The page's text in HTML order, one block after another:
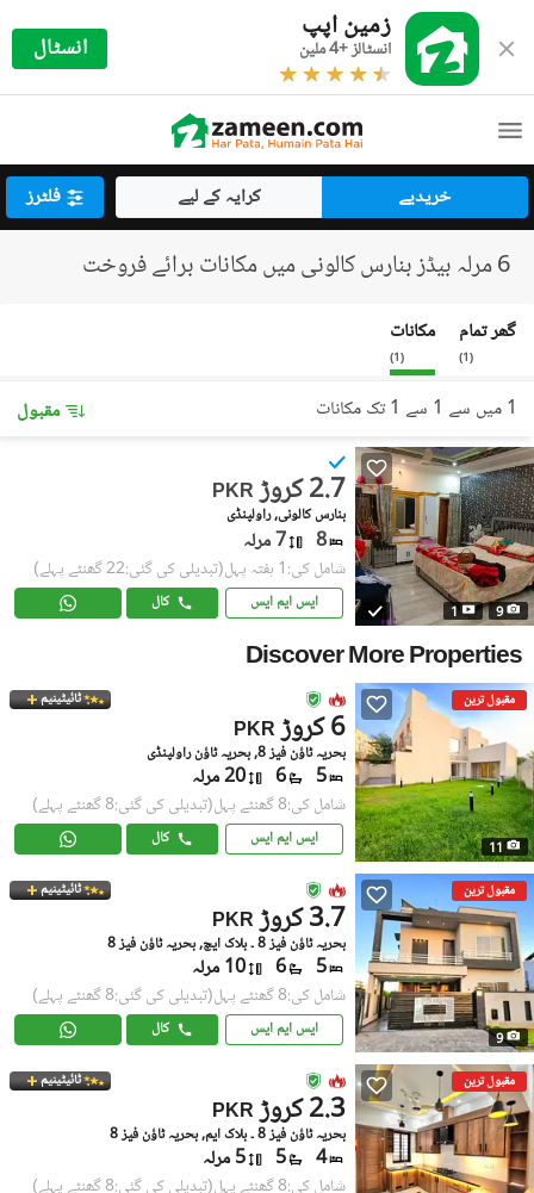
زمین اپپ
انسٹالز +4 ملین انسٹال
خریدیے کرایہ کے لیے فلٹرز
6 مرلہ بیڈز بنارس کالونی میں مکانات برائے فروخت
گھر تمام
(
1
)
مکانات
(
1
)
1 میں سے 1 سے 1 تک مکانات مقبول
9
1
PKR 2.7 کروڑ
بنارس کالونی, راولپنڈی
8 7 مرلہ
شامل کی:1 ہفتہ پہل (تبدیلی کی گئی:22 گھنٹے پہلے)
ایس ایم ایس کال
Discover More Properties
مقبول ترین
11
ٹائیٹینیم
PKR 6 کروڑ
بحریہ ٹاؤن فیز 8, بحریہ ٹاؤن راولپنڈی
5
6 20 مرلہ
شامل کی:8 گھنٹے پہل (تبدیلی کی گئی:8 گھنٹے پہلے)
ایس ایم ایس کال
مقبول ترین
9
ٹائیٹینیم
PKR 3.7 کروڑ
بحریہ ٹاؤن فیز 8 ۔ بلاک ایچ, بحریہ ٹاؤن فیز 8
5
6 10 مرلہ
شامل کی:8 گھنٹے پہل (تبدیلی کی گئی:8 گھنٹے پہلے)
ایس ایم ایس کال
مقبول ترین ٹائیٹینیم
PKR 2.3 کروڑ
بحریہ ٹاؤن فیز 8 ۔ بلاک ایم, بحریہ ٹاؤن فیز 8
4
5 5 مرلہ
شامل کی:8 گھنٹے پہل (تبدیلی کی گئی:8 گھنٹے پہلے)